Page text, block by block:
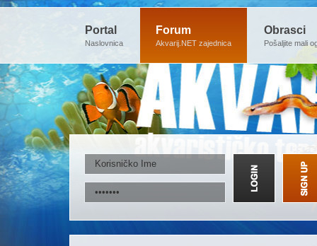
Portal
Naslovnica
Forum
Akvarij.NET zajednica
Obrasci
Pošaljite mali